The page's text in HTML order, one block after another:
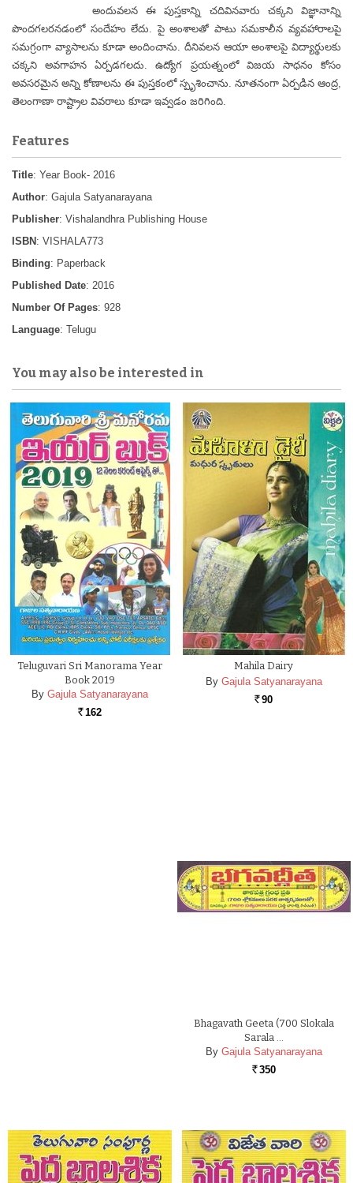
అందువలన ఈ పుస్తకాన్ని చదివినవారు చక్కని విజ్ఞానాన్ని
పొందగలరనడంలో సందేహం లేదు. పై అంశాలతో పాటు సమకాలీన వ్యవహారాలపై
సమగ్రంగా వ్యాసాలను కూడా అందించాను. దీనివలన ఆయా అంశాలపై విద్యార్థులకు
చక్కని అవగాహన ఏర్పడగలదు. ఉద్యోగ ప్రయత్నంలో విజయ సాధనం కోసం
అవసరమైన అన్ని కోణాలను ఈ పుస్తకంలో స్పృశించాను. నూతనంగా ఏర్పడిన ఆంద్ర,
తెలంగాణా రాష్ట్రాల వివరాలు కూడా ఇవ్వడం జరిగింది.
Features
Title: Year Book- 2016
Author: Gajula Satyanarayana
Publisher: Vishalandhra Publishing House
ISBN : VISHALA773
Binding: Paperback
Published Date: 2016
Number Of Pages: 928
Language: Telugu
You may also be interested in
Teluguvari Sri Manorama Year
Book 2019
By Gajula Satyanarayana
Rs. 162
Mahila Dairy
By Gajula Satyanarayana
Rs. 90
Bhagavath Geeta (700 Slokala
Sarala …
By Gajula Satyanarayana
Rs. 350